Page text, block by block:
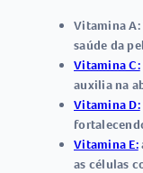
Vitamina A:
saúde da
Vitamina C:
auxilia na
Vitamina D:
Vitamina E:
as células